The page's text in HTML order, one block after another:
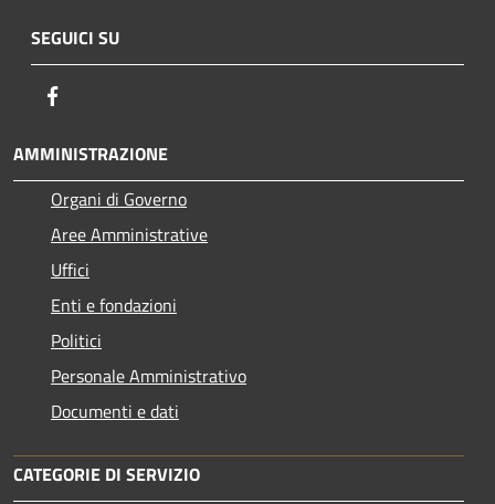
SEGUICI SU
AMMINISTRAZIONE
Organi di Governo
Aree Amministrative
Uffici
Enti e fondazioni
Politici
Personale Amministrativo
Documenti e dati
CATEGORIE DI SERVIZIO